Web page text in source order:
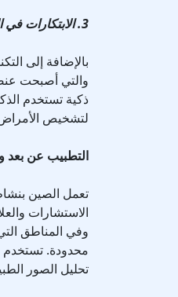
3. الابتكارات في التكنولوجيا الطبية
بالإضافة إلى
والتي أصبحت
ذكية تستخدم
لتشخيص
التطبيب عن بعد
تعمل الصين
الاستشارات
وفي المناطق
محدودة. تستخدم
تحليل الصور